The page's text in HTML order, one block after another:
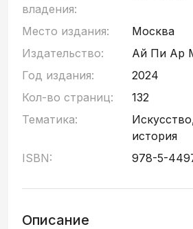
владения:
Место издания:
Москва
Издательство:
Ай Пи Ар
Год издания:
2024
Кол-во страниц:
132
Тематика:
история
ISBN:
978-5-
Описание